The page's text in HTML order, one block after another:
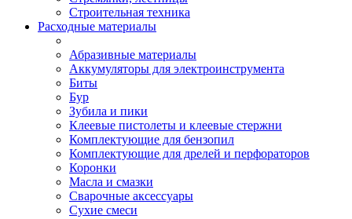
Строительная техника
Расходные материалы
Абразивные материалы
Аккумуляторы для электроинструмента
Биты
Бур
Зубила и пики
Клеевые пистолеты и клеевые стержни
Комплектующие для бензопил
Комплектующие для дрелей и перфораторов
Коронки
Масла и смазки
Сварочные аксессуары
Сухие смеси